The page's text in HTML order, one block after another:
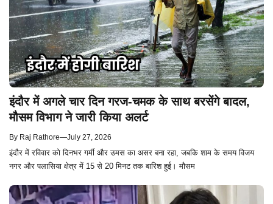
इंदौर में अगले चार दिन गरज-चमक के साथ बरसेंगे बादल,
मौसम विभाग ने जारी किया अलर्ट
By Raj Rathore—July 27, 2026
इंदौर में रविवार को दिनभर गर्मी और उमस का असर बना रहा, जबकि शाम के समय विजय
नगर और पलासिया क्षेत्र में 15 से 20 मिनट तक बारिश हुई। मौसम